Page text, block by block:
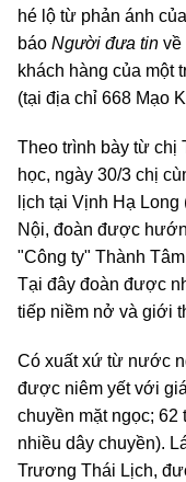
hé lộ từ phản ánh
báo Người đưa tin về
khách hàng của một
(tại địa chỉ 668 Mạo
Theo trình bày từ chị
học, ngày 30/3 chị
lịch tại Vịnh Hạ
Nội, đoàn được
"Công ty" Thành
Tại đây đoàn được
tiếp niềm nở và giới
Có xuất xứ từ nước
được niêm yết với
chuyền mặt ngọc; 62
nhiều dây chuyền).
Trương Thái Lịch,